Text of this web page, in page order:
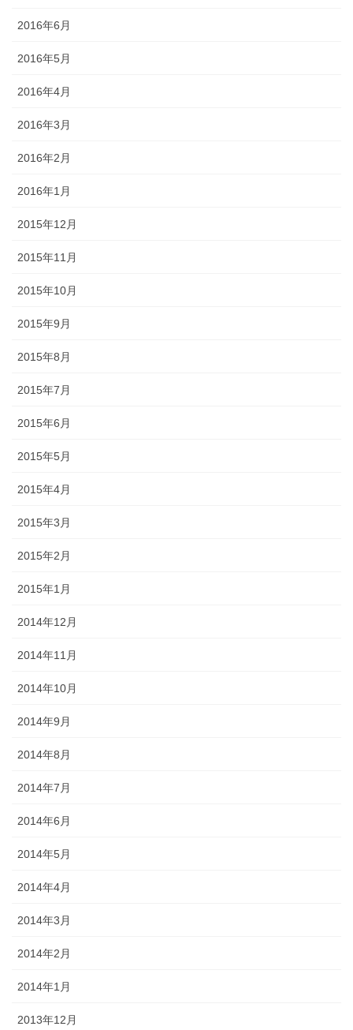
2016年6月
2016年5月
2016年4月
2016年3月
2016年2月
2016年1月
2015年12月
2015年11月
2015年10月
2015年9月
2015年8月
2015年7月
2015年6月
2015年5月
2015年4月
2015年3月
2015年2月
2015年1月
2014年12月
2014年11月
2014年10月
2014年9月
2014年8月
2014年7月
2014年6月
2014年5月
2014年4月
2014年3月
2014年2月
2014年1月
2013年12月